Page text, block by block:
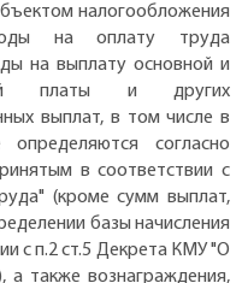
налогообложения
на оплату труда
на выплату основной и
платы и других
выплат, в том числе в
согласно
в соответствии с
(кроме сумм выплат,
базы начисления
с п.2 ст.5 Декрета КМУ "О
а также вознаграждения,